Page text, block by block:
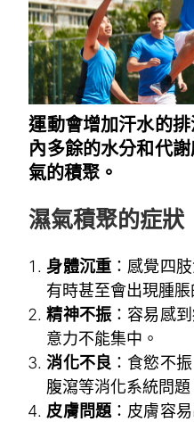
運動會增加汗水的
內多餘的水分和代
氣的積聚。
濕氣積聚的症狀
身體沉重 ：感覺四
有時甚至會出現腫脹
精神不振 ：容易感
意力不能集中。
消化不良 ：食慾不
腹瀉等消化系統問題
皮膚問題：皮膚容